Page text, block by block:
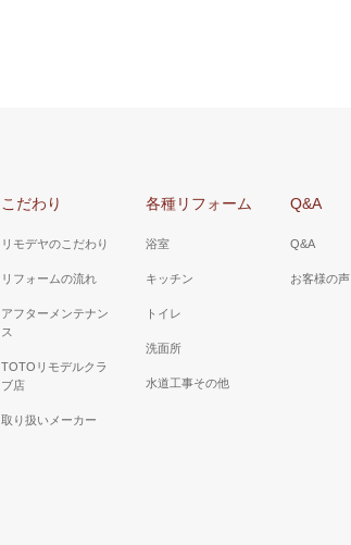
こだわり
リモデヤのこだわり
リフォームの流れ
アフターメンテナン
ス
TOTOリモデルクラ
ブ店
取り扱いメーカー
各種リフォーム
浴室
キッチン
トイレ
洗面所
水道工事その他
Q&A
Q&A
お客様の声